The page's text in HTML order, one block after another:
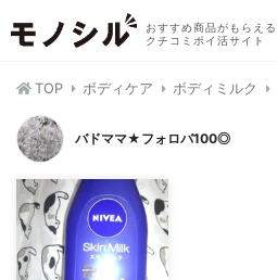
おすすめ商品がもらえる
クチコミポイ活サイト
TOP ボディケア ボディミルク
バドママ★フォロバ100◎